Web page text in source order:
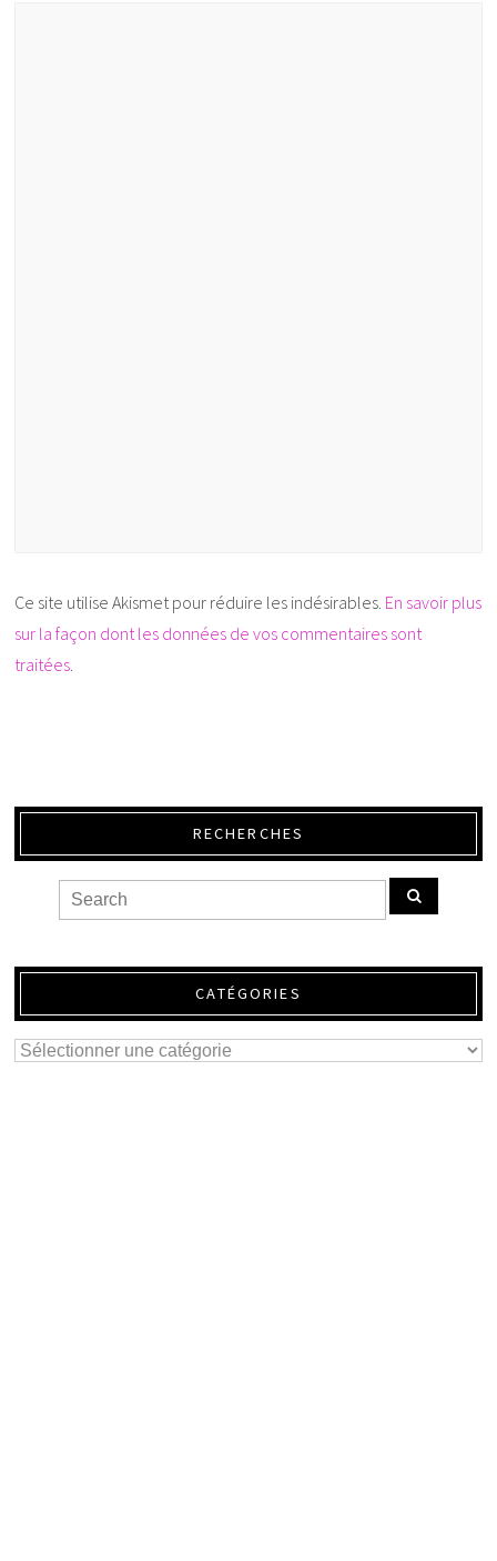
Ce site utilise Akismet pour réduire les indésirables. En savoir plus
sur la façon dont les données de vos commentaires sont
traitées.
RECHERCHES
CATÉGORIES